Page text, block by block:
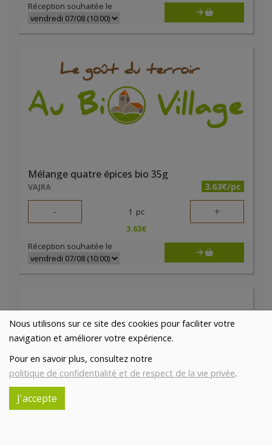
Nous utilisons sur ce site des cookies pour faciliter votre
navigation et améliorer votre expérience.
Pour en savoir plus, consultez notre
politique de confidentialité et de respect de la vie privée.
J'accepte
Réception souhaitée le
Mélange quatre épices bio 35g
VAJRA 3.63€/pc
- 1 pc +
3.63€
Réception souhaitée le
Mélange Zaatar bio 27g Cook